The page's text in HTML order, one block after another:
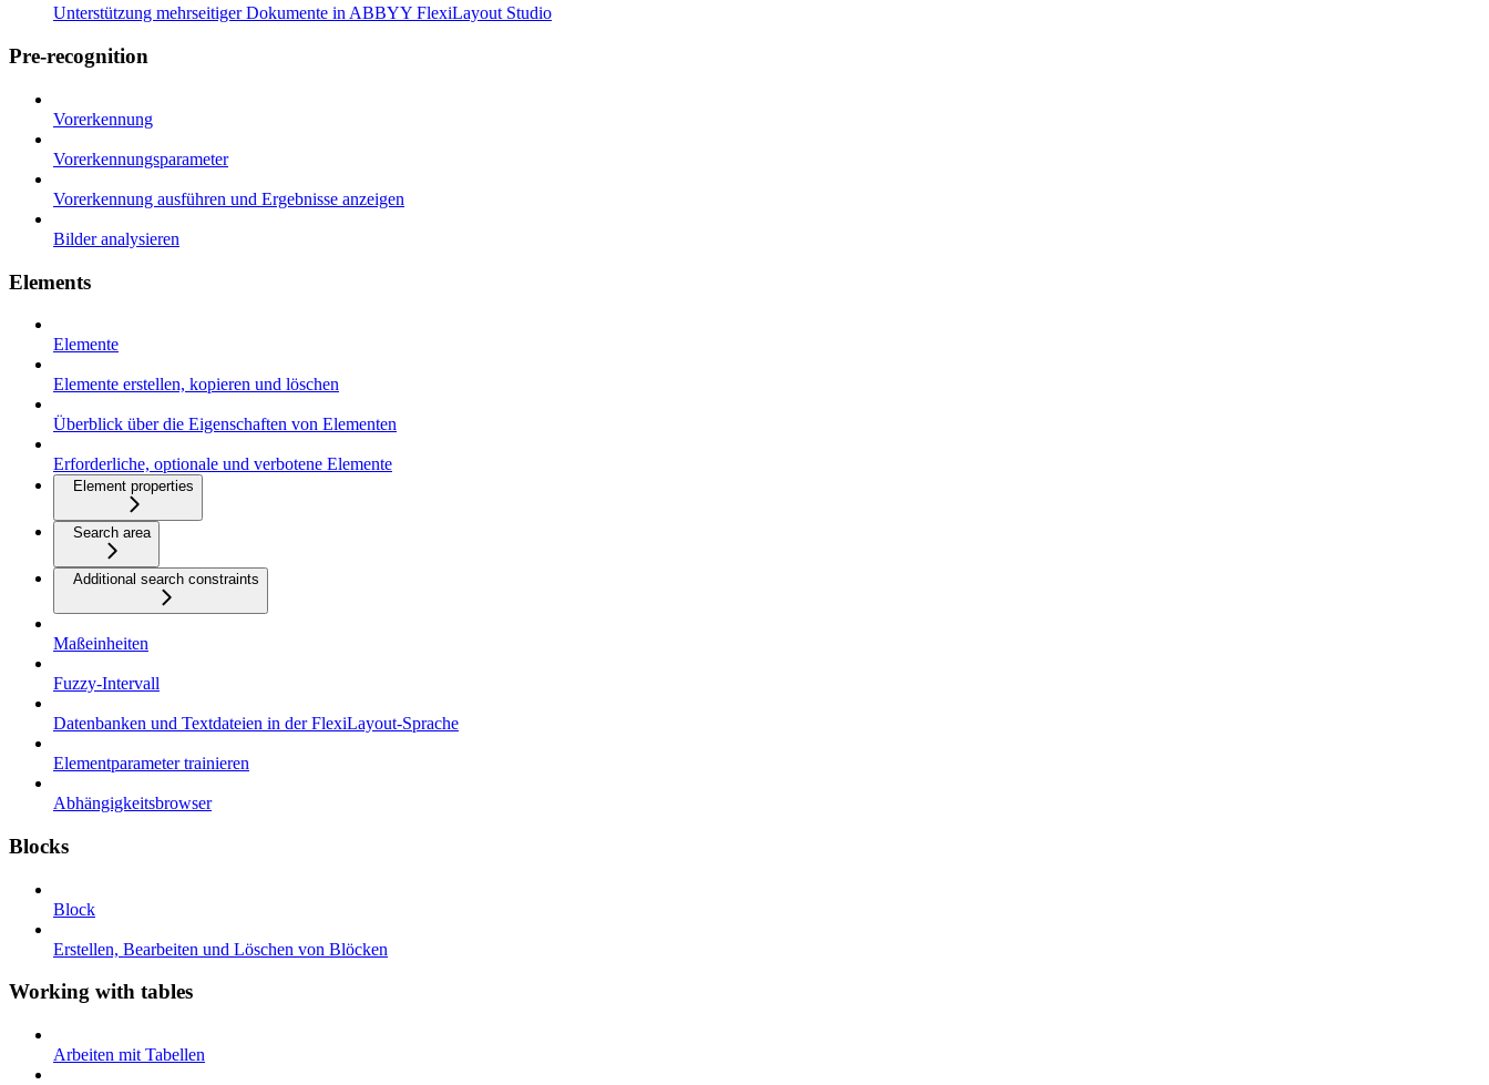
Unterstützung mehrseitiger Dokumente in ABBYY FlexiLayout Studio
Pre-recognition
Vorerkennung
Vorerkennungsparameter
Vorerkennung ausführen und Ergebnisse anzeigen
Bilder analysieren
Elements
Elemente
Elemente erstellen, kopieren und löschen
Überblick über die Eigenschaften von Elementen
Erforderliche, optionale und verbotene Elemente
Element properties
Search area
Additional search constraints
Maßeinheiten
Fuzzy-Intervall
Datenbanken und Textdateien in der FlexiLayout-Sprache
Elementparameter trainieren
Abhängigkeitsbrowser
Blocks
Block
Erstellen, Bearbeiten und Löschen von Blöcken
Working with tables
Arbeiten mit Tabellen